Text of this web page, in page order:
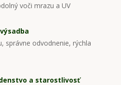
voči mrazu a UV
správne odvodnenie, rýchla
a starostlivosť